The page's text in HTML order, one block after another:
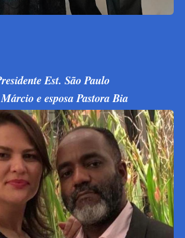
Est. São Paulo
e esposa Pastora Bia